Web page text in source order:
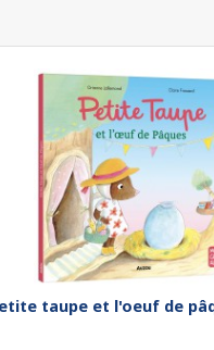
taupe et l'oeuf de